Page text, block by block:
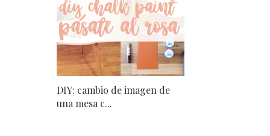
DIY: cambio de imagen de
una mesa c...